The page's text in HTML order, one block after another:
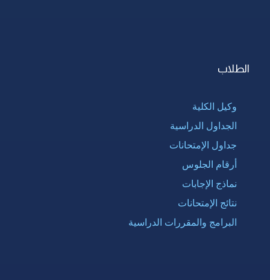
الطلاب
وكيل الكلية
الجداول الدراسية
جداول الإمتحانات
أرقام الجلوس
نماذج الإجابات
نتائج الإمتحانات
البرامج والمقررات الدراسية